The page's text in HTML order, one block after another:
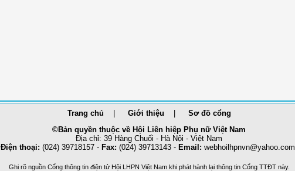
Trang chủ Giới thiệu
Sơ đồ cổng
©Bản quyền thuộc về Hội Liên hiệp Phụ nữ Việt Nam
Địa chỉ: 39 Hàng Chuối - Hà Nội - Việt Nam
Điện thoại: (024) 39718157 - Fax: (024) 39713143 - Email: webhoilhpnvn@yahoo.com
Ghi rõ nguồn Cổng thông tin điện tử Hội LHPN Việt Nam khi phát hành lại thông tin Cổng TTĐT này.